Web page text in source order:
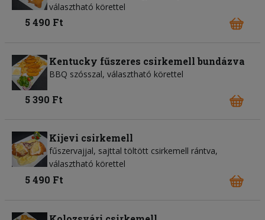
választható körettel
5 490 Ft
Kentucky fűszeres csirkemell bundázva
BBQ szósszal, választható körettel
5 390 Ft
Kijevi csirkemell
fűszervajjal, sajttal töltött csirkemell rántva,
választható körettel
5 490 Ft